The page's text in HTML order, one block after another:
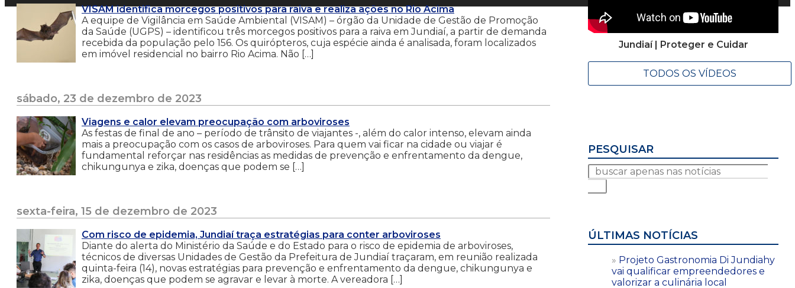
VISAM identifica morcegos positivos para raiva e realiza ações no Rio Acima
A equipe de Vigilância em Saúde Ambiental (VISAM) – órgão da Unidade de Gestão de Promoção
da Saúde (UGPS) – identificou três morcegos positivos para a raiva em Jundiaí, a partir de demanda
recebida da população pelo 156. Os quirópteros, cuja espécie ainda é analisada, foram localizados
em imóvel residencial no bairro Rio Acima. Não […]
sábado, 23 de dezembro de 2023
Viagens e calor elevam preocupação com arboviroses
As festas de final de ano – período de trânsito de viajantes -, além do calor intenso, elevam ainda
mais a preocupação com os casos de arboviroses. Para quem vai ficar na cidade ou viajar é
fundamental reforçar nas residências as medidas de prevenção e enfrentamento da dengue,
chikungunya e zika, doenças que podem se […]
sexta-feira, 15 de dezembro de 2023
Com risco de epidemia, Jundiaí traça estratégias para conter arboviroses
Diante do alerta do Ministério da Saúde e do Estado para o risco de epidemia de arboviroses,
técnicos de diversas Unidades de Gestão da Prefeitura de Jundiaí traçaram, em reunião realizada
quinta-feira (14), novas estratégias para prevenção e enfrentamento da dengue, chikungunya e
zika, doenças que podem se agravar e levar à morte. A vereadora […]
Jundiaí | Proteger e Cuidar
TODOS OS VÍDEOS
PESQUISAR
ÚLTIMAS NOTÍCIAS
Projeto Gastronomia Di Jundiahy
vai qualificar empreendedores e
valorizar a culinária local